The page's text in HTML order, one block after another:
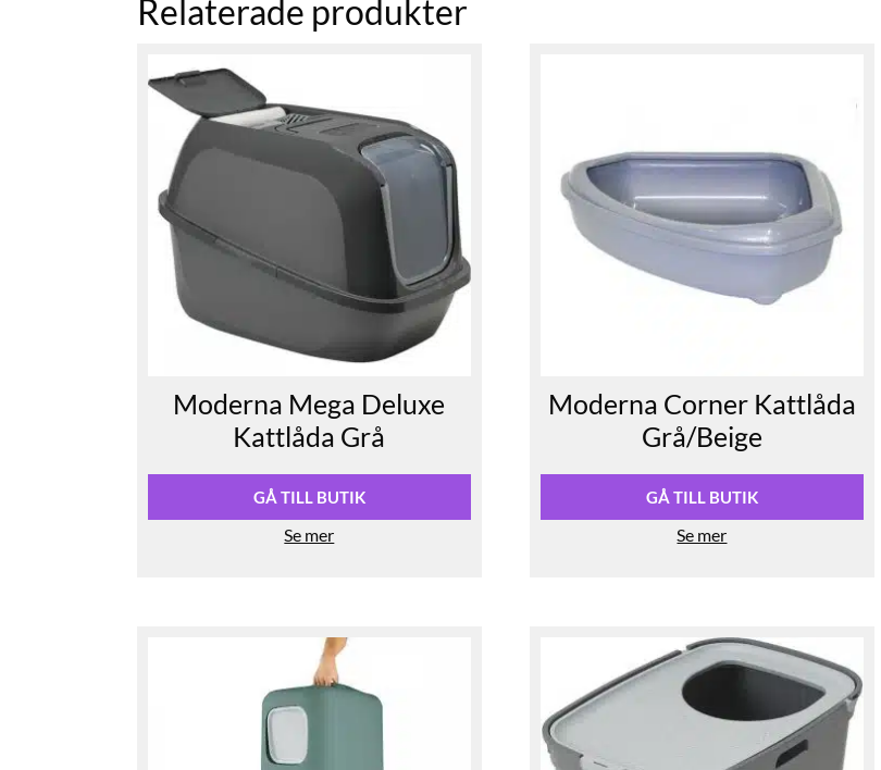
Relaterade produkter
Moderna Mega Deluxe
Kattlåda Grå
GÅ TILL BUTIK
Se mer
Moderna Corner Kattlåda
Grå/Beige
GÅ TILL BUTIK
Se mer